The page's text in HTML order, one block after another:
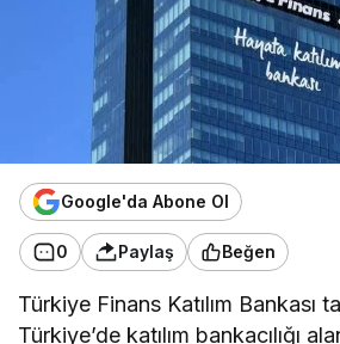
Google'da Abone Ol
0 Paylaş Beğen
Türkiye Finans Katılım Bankası
Türkiye’de katılım bankacılığı